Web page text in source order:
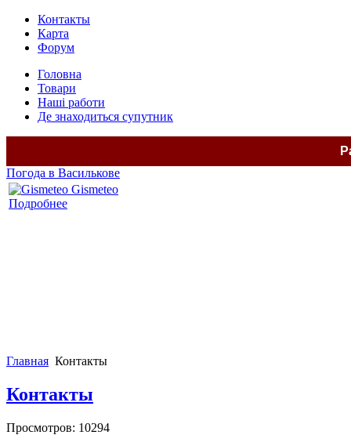
Контакты
Карта
Форум
Головна
Товари
Наші работи
Де знаходиться супутник
Погода в Василькове
Gismeteo
Подробнее
Главная Контакты
Контакты
Просмотров: 10294